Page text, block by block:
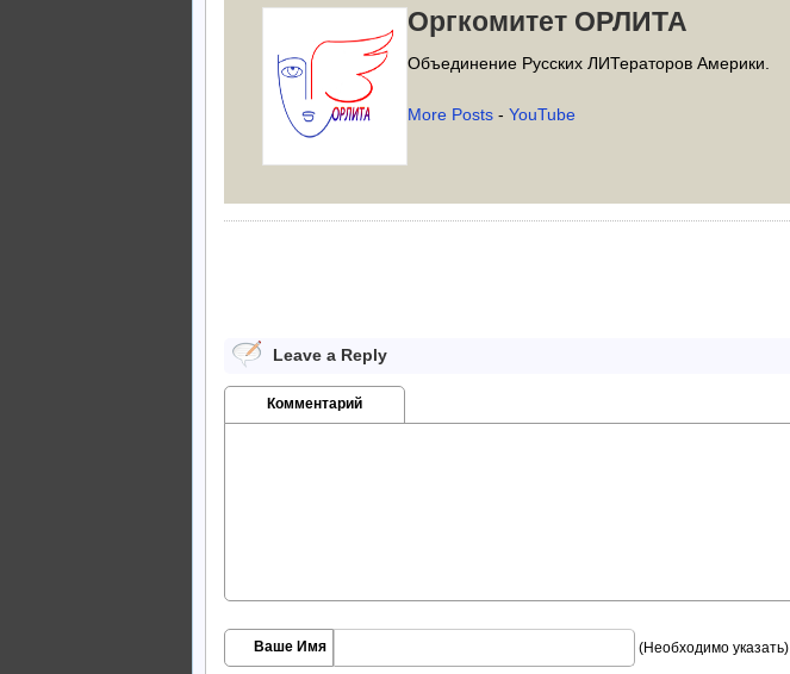
Оргкомитет ОРЛИТА
Объединение Русских ЛИТераторов Америки.
More Posts - YouTube
Leave a Reply
Комментарий
Ваше Имя (Необходимо указать)